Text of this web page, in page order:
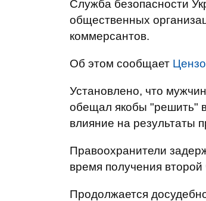
Служба безопасности
общественных
коммерсантов.
Об этом сообщает
Установлено, что
обещал якобы "решить"
влияние на результаты
Правоохранители
время получения
Продолжается